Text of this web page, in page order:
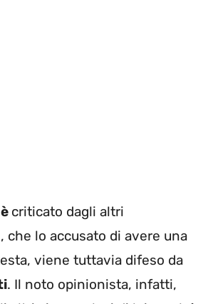
criticato dagli altri
che lo accusato di avere una
viene tuttavia difeso da
. Il noto opinionista, infatti,